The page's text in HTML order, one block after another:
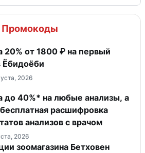
Промокоды
20% от 1800 ₽ на первый
Ёбидоёби
2026
до 40%* на любые анализы, а
расшифровка
анализов с врачом
2026
зоомагазина Бетховен